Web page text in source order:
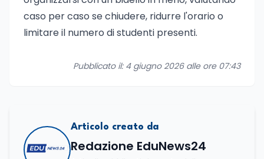
caso per caso se chiudere, ridurre l'orario o
limitare il numero di studenti presenti.
Pubblicato il: 4 giugno 2026 alle ore 07:43
Articolo creato da
Redazione EduNews24